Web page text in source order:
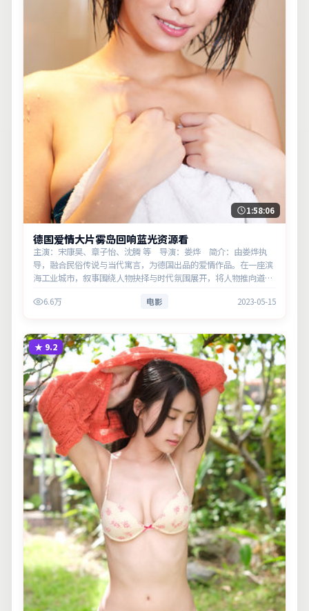
1:58:06
德国爱情大片雾岛回响蓝光资源看
主演：宋康昊、章子怡、沈腾 等 导演：娄烨 简介：由娄烨执
导，融合民俗传说与当代寓言，为德国出品的爱情作品。在一座滨
海工业城市，叙事围绕人物抉择与时代氛围展开，将人物推向道德
意义。
6.6万 电影 2023-05-15
★ 9.2